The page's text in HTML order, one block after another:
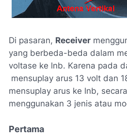
Di pasaran, Receiver
yang berbeda-beda dalam
voltase ke lnb. Karena pada
mensuplay arus 13 volt dan
mensuplay arus ke lnb,
menggunakan 3 jenis atau
Pertama